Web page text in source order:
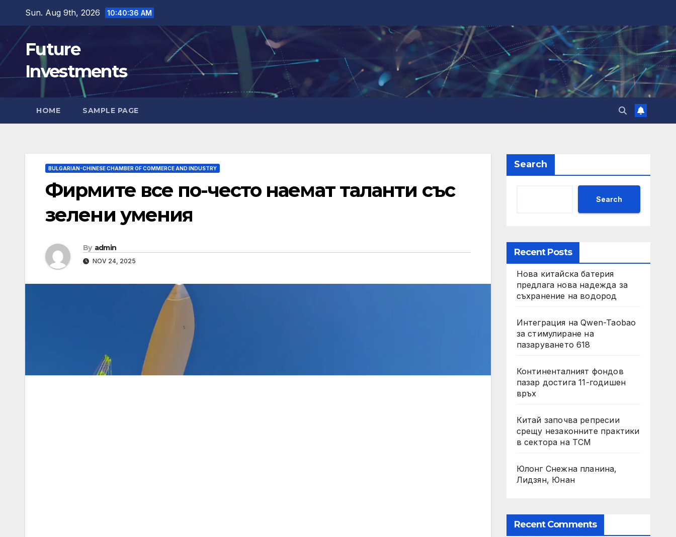
content
Sun. Aug 9th, 2026 10:40:37 AM
Future
Investments
HOME SAMPLE PAGE
BULGARIAN-CHINESE CHAMBER OF COMMERCE AND INDUSTRY
Фирмите все по-често наемат таланти със
зелени умения
By admin
NOV 24, 2025
Search
Search
Recent Posts
Нова китайска батерия
предлага нова надежда за
съхранение на водород
Интеграция на Qwen-Taobao
за стимулиране на
пазаруването 618
Континенталният фондов
пазар достига 11-годишен
връх
Китай започва репресии
срещу незаконните практики
в сектора на TCM
Юлонг Снежна планина,
Лидзян, Юнан
Recent Comments